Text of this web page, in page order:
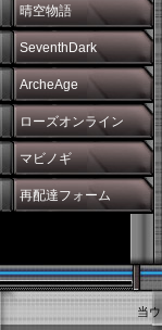
晴空物語
SeventhDark
ArcheAge
ローズオンライン
マビノギ
再配達フォーム
当